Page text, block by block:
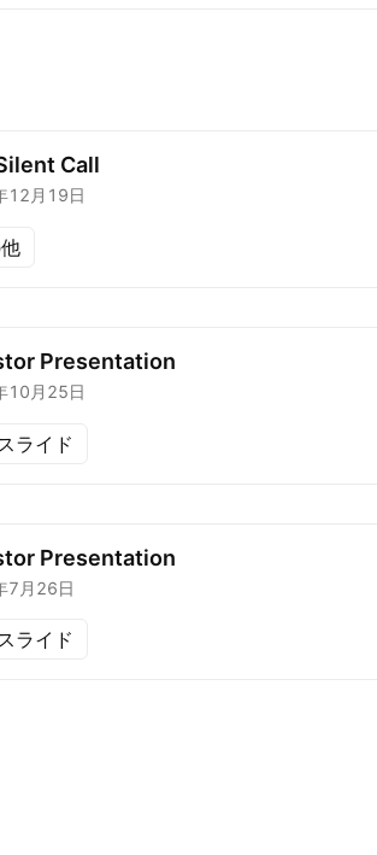
Call
12月19日
Presentation
10月25日
ライド
Presentation
7月26日
ライド